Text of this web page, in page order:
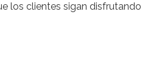
los clientes sigan disfrutando